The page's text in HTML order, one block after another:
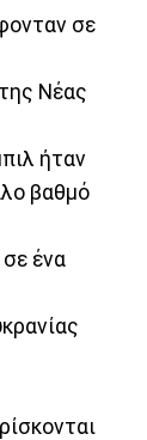
σε
Νέας
ήταν
βαθμό
ένα